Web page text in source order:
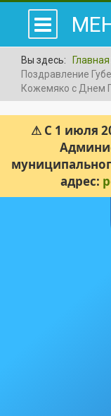
Вы здесь: Главная
Поздравление
Кожемяко с Днем
⚠ С 1 июля
адрес: